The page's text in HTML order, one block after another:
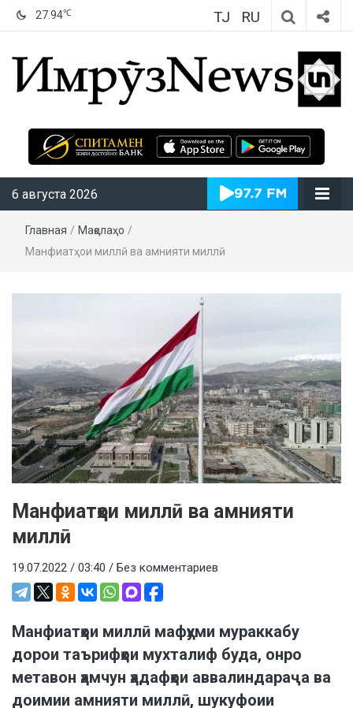
27.94℃ TJ RU
ИмрӯзNews
6 августа 2026
Главная / Мақолаҳо /
Манфиатҳои миллӣ ва амнияти миллӣ
Манфиатҳои миллӣ ва амнияти
миллӣ
19.07.2022 / 03:40 / Без комментариев
Манфиатҳои миллӣ мафҳуми мураккабу
дорои таърифҳои мухталиф буда, онро
метавон ҳамчун ҳадафҳои аввалиндараҷа ва
доимии амнияти миллӣ, шукуфоии